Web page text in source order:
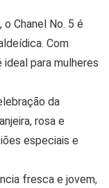
Chanel No. 5 é
Com
para mulheres
da
rosa e
especiais e
fresca e jovem,